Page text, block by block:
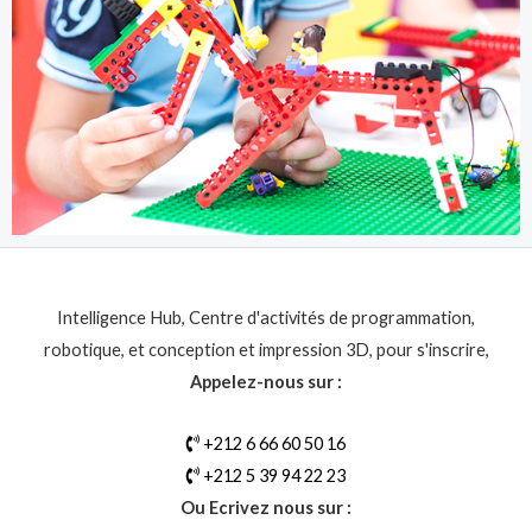
Intelligence Hub, Centre d'activités de programmation,
robotique, et conception et impression 3D, pour s'inscrire,
Appelez-nous sur :
+212 6 66 60 50 16
+212 5 39 94 22 23
Ou Ecrivez nous sur :